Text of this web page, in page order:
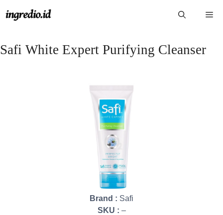
ke
Safi White Expert Purifying Cleanser
Brand : Safi
SKU : –